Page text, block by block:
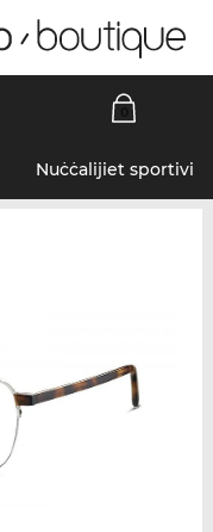
Nuċċalijiet sportivi